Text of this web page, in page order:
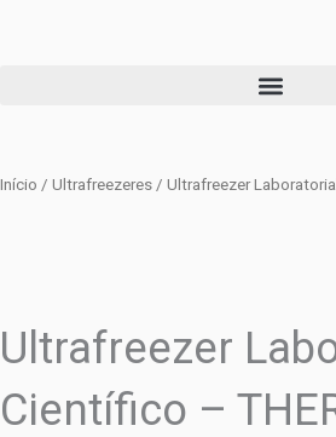
Início / Ultrafreezeres / Ultrafreezer
Ultrafreezer
Científico –